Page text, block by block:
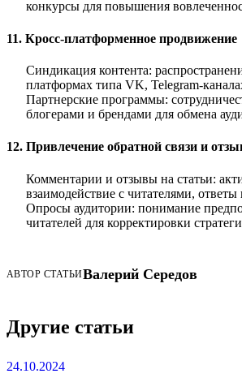
конкурсы для повышения
11. Кросс-платформенное продвижение
Синдикация контента:
платформах типа VK, Telegram-
Партнерские программы:
блогерами и брендами для обмена
12. Привлечение обратной связи и
Комментарии и отзывы на статьи:
взаимодействие с читателями,
Опросы аудитории: понимание
читателей для корректировки
АВТОР СТАТЬИВалерий Середов
Другие статьи
24.10.2024